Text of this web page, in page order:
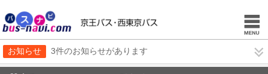
お知らせ 3件のお知らせがあります